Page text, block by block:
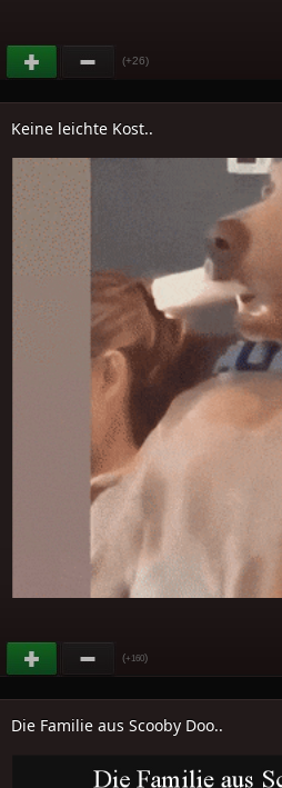
(+26)
Keine leichte Kost..
(+160)
Die Familie aus Scooby Doo..